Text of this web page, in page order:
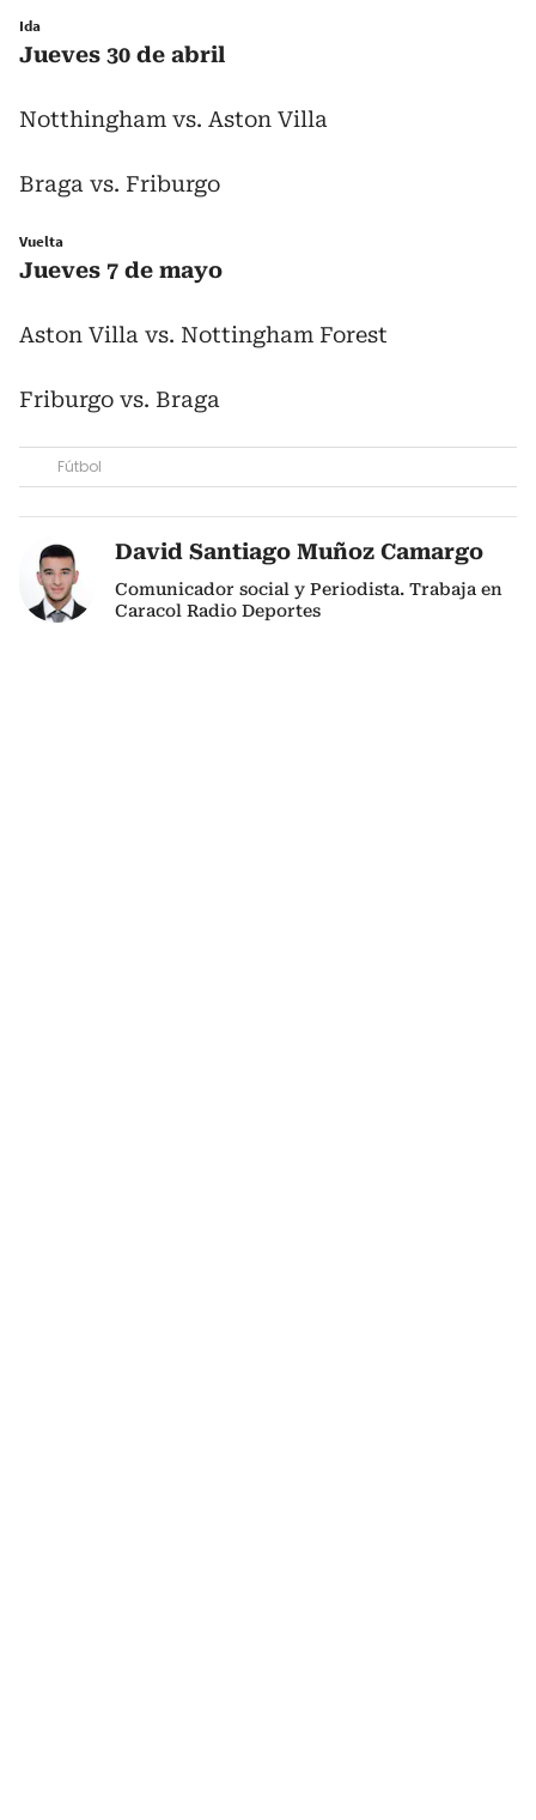
Ida
Jueves 30 de abril
Notthingham vs. Aston Villa
Braga vs. Friburgo
Vuelta
Jueves 7 de mayo
Aston Villa vs. Nottingham Forest
Friburgo vs. Braga
Fútbol
David Santiago Muñoz Camargo
Comunicador social y Periodista. Trabaja en
Caracol Radio Deportes